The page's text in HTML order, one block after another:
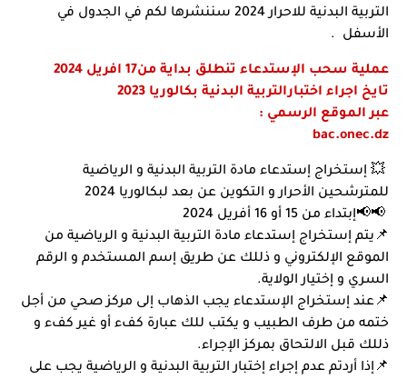
التربية البدنية للاحرار 2024 سننشرها لكم في الجدول في
الأسفل .
عملية سحب الإستدعاء تنطلق بداية من17 افريل 2024
تايخ اجراء اختبارالتربية البدنية بكالوريا 2023
عبر الموقع الرسمي :
bac.onec.dz
💥 إستخراج إستدعاء مادة التربية البدنية و الرياضية
للمترشحين الأحرار و التكوين عن بعد لبكالوريا 2024
📢📢إبتداء من 15 أو 16 أفريل 2024
📌يتم إستخراج إستدعاء مادة التربية البدنية و الرياضية من
الموقع الإلكتروني و ذللك عن طريق إسم المستخدم و الرقم
السري و إختيار الولاية.
📌عند إستخراج الإستدعاء يجب الذهاب إلى مركز صحي من أجل
ختمه من طرف الطبيب و يكتب للك عبارة كفء أو غير كفء و
ذللك قبل الالتحاق بمركز الإجراء.
📌إذا أردتم عدم إجراء إختبار التربية البدنية و الرياضية يجب على